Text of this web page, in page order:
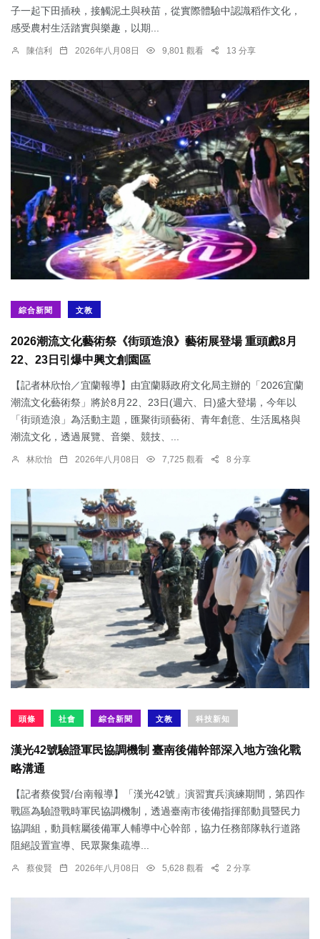
子一起下田插秧，接觸泥土與秧苗，從實際體驗中認識稻作文化，
感受農村生活踏實與樂趣，以期...
陳信利 2026年八月08日 9,801 觀看 13 分享
綜合新聞 文教
2026潮流文化藝術祭《街頭造浪》藝術展登場 重頭戲8月
22、23日引爆中興文創園區
【記者林欣怡／宜蘭報導】由宜蘭縣政府文化局主辦的「2026宜蘭
潮流文化藝術祭」將於8月22、23日(週六、日)盛大登場，今年以
「街頭造浪」為活動主題，匯聚街頭藝術、青年創意、生活風格與
潮流文化，透過展覽、音樂、競技、...
林欣怡 2026年八月08日 7,725 觀看 8 分享
頭條 社會 綜合新聞 文教 科技新知
漢光42號驗證軍民協調機制 臺南後備幹部深入地方強化戰
略溝通
【記者蔡俊賢/台南報導】「漢光42號」演習實兵演練期間，第四作
戰區為驗證戰時軍民協調機制，透過臺南市後備指揮部動員暨民力
協調組，動員轄屬後備軍人輔導中心幹部，協力任務部隊執行道路
阻絕設置宣導、民眾聚集疏導...
蔡俊賢 2026年八月08日 5,628 觀看 2 分享